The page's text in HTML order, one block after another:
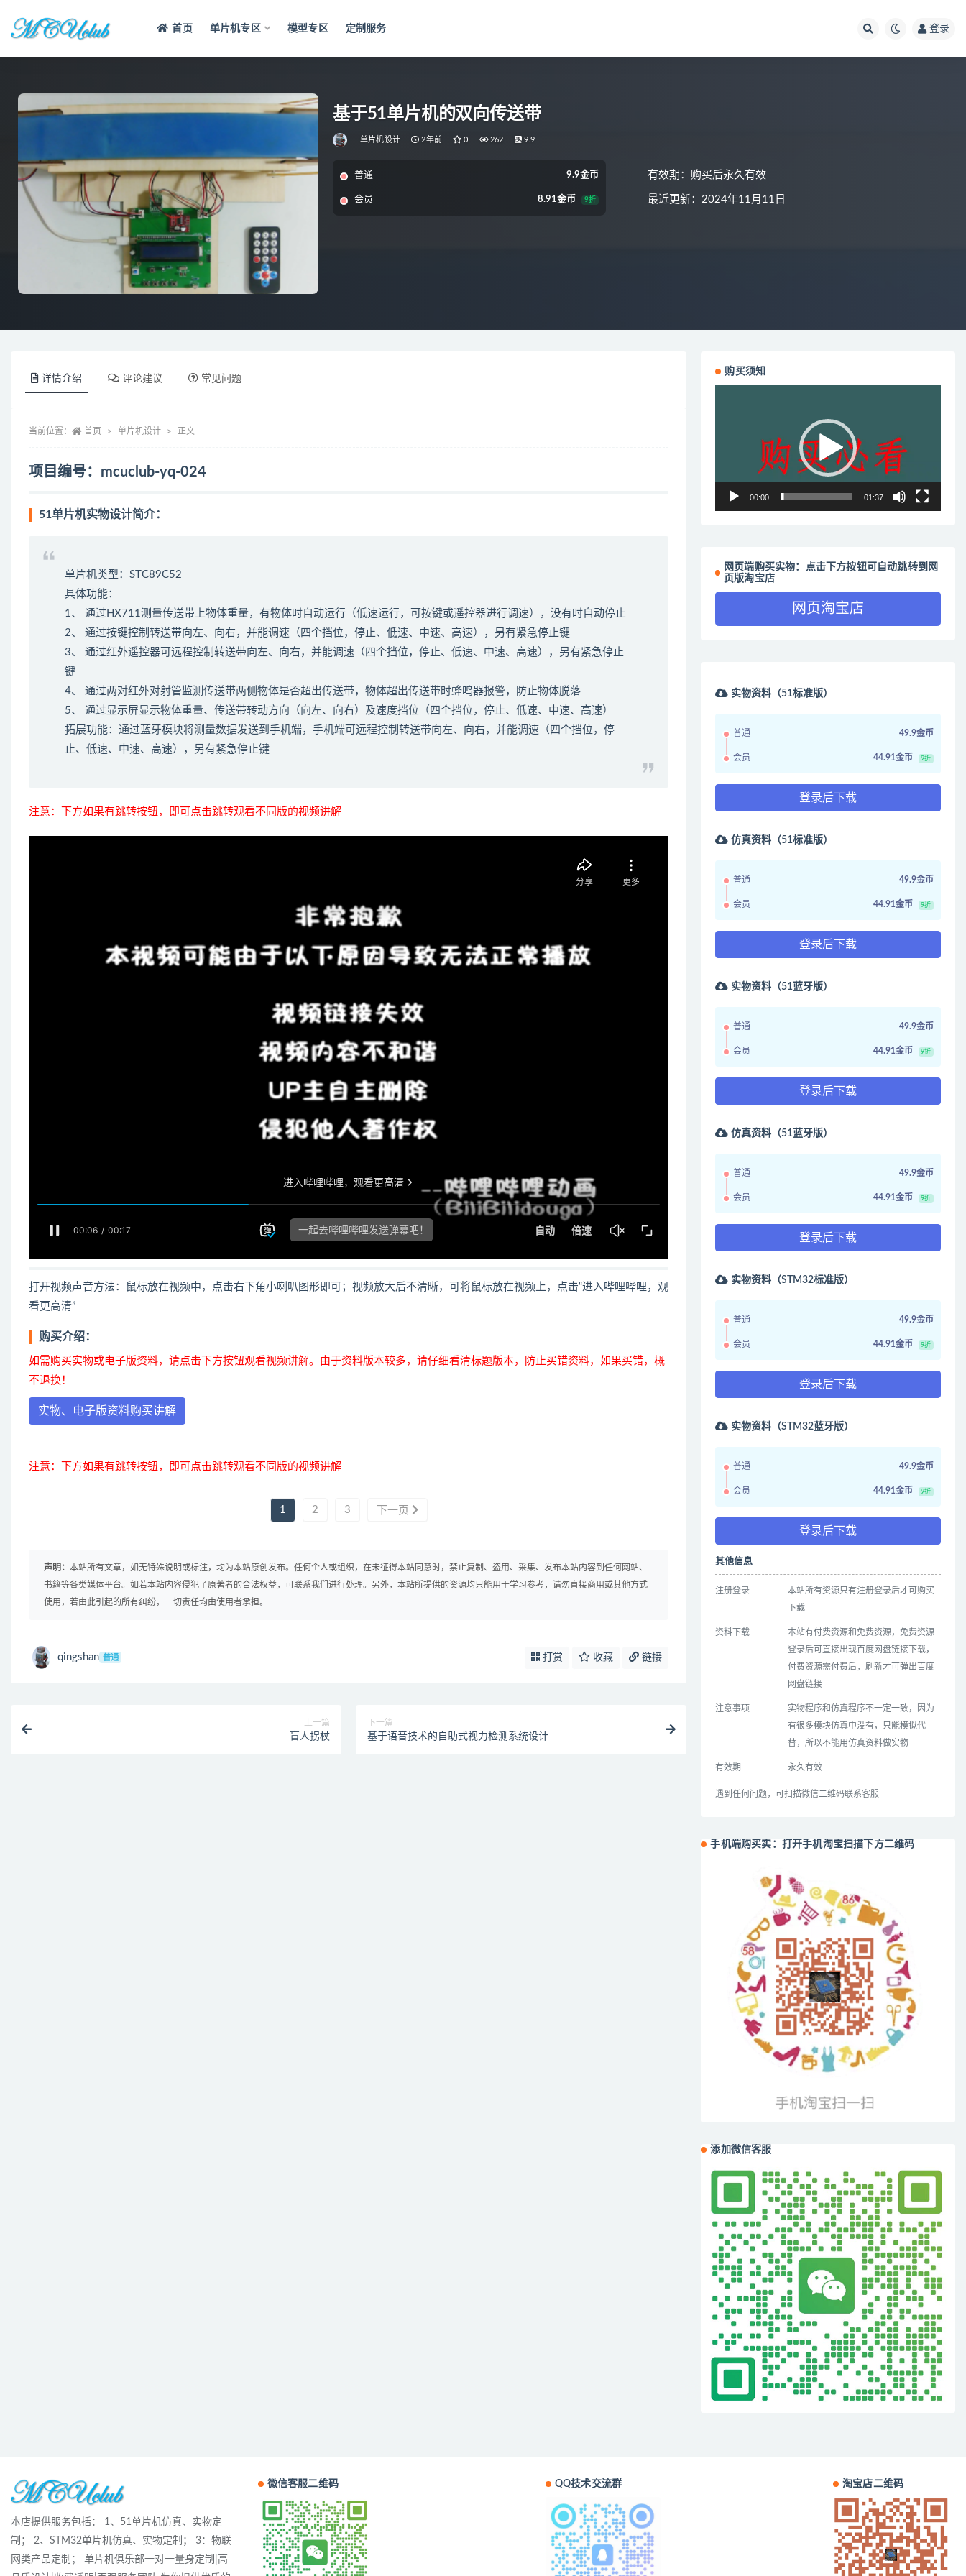
首页 单片机专区 模型专区 定制服务 登录
基于51单片机的双向传送带
单片机设计 2年前 0 262 9.9
普通 9.9金币
会员 8.91金币 9折
有效期：购买后永久有效
最近更新：2024年11月11日
详情介绍 评论建议 常见问题
当前位置： 首页 单片机设计 正文
项目编号：mcuclub-yq-024
51单片机实物设计简介：
单片机类型：STC89C52
具体功能：
1、 通过HX711测量传送带上物体重量，有物体时自动运行（低速运行，可按键或遥控器进行调速），没有时自动停止
2、 通过按键控制转送带向左、向右，并能调速（四个挡位，停止、低速、中速、高速），另有紧急停止键
3、 通过红外遥控器可远程控制转送带向左、向右，并能调速（四个挡位，停止、低速、中速、高速），另有紧急停止
键
4、 通过两对红外对射管监测传送带两侧物体是否超出传送带，物体超出传送带时蜂鸣器报警，防止物体脱落
5、 通过显示屏显示物体重量、传送带转动方向（向左、向右）及速度挡位（四个挡位，停止、低速、中速、高速）
拓展功能：通过蓝牙模块将测量数据发送到手机端，手机端可远程控制转送带向左、向右，并能调速（四个挡位，停
止、低速、中速、高速），另有紧急停止键
注意：下方如果有跳转按钮，即可点击跳转观看不同版的视频讲解
打开视频声音方法：鼠标放在视频中，点击右下角小喇叭图形即可；视频放大后不清晰，可将鼠标放在视频上，点击“进入哔哩哔哩，观
看更高清”
购买介绍：
如需购买实物或电子版资料，请点击下方按钮观看视频讲解。由于资料版本较多，请仔细看清标题版本，防止买错资料，如果买错，概
不退换！
实物、电子版资料购买讲解
注意：下方如果有跳转按钮，即可点击跳转观看不同版的视频讲解
1 2 3 下一页
声明： 本站所有文章，如无特殊说明或标注，均为本站原创发布。任何个人或组织，在未征得本站同意时，禁止复制、盗用、采集、发布本站内容到任何网站、
书籍等各类媒体平台。如若本站内容侵犯了原著者的合法权益，可联系我们进行处理。另外，本站所提供的资源均只能用于学习参考，请勿直接商用或其他方式
使用，若由此引起的所有纠纷，一切责任均由使用者承担。
qingshan 普通 打赏 收藏 链接
上一篇
盲人拐杖
下一篇
基于语音技术的自助式视力检测系统设计
购买须知
00:00 01:37
网页端购买实物：点击下方按钮可自动跳转到网
页版淘宝店
网页淘宝店
实物资料（51标准版）
普通 49.9金币
会员 44.91金币 9折
登录后下载
仿真资料（51标准版）
普通 49.9金币
会员 44.91金币 9折
登录后下载
实物资料（51蓝牙版）
普通 49.9金币
会员 44.91金币 9折
登录后下载
仿真资料（51蓝牙版）
普通 49.9金币
会员 44.91金币 9折
登录后下载
实物资料（STM32标准版）
普通 49.9金币
会员 44.91金币 9折
登录后下载
实物资料（STM32蓝牙版）
普通 49.9金币
会员 44.91金币 9折
登录后下载
其他信息
注册登录
本站所有资源只有注册登录后才可购买
下载
资料下载
本站有付费资源和免费资源，免费资源
登录后可直接出现百度网盘链接下载，
付费资源需付费后，刷新才可弹出百度
网盘链接
注意事项
实物程序和仿真程序不一定一致，因为
有很多模块仿真中没有，只能模拟代
替，所以不能用仿真资料做实物
有效期 永久有效
遇到任何问题，可扫描微信二维码联系客服
手机端购买实：打开手机淘宝扫描下方二维码
添加微信客服
本店提供服务包括： 1、51单片机仿真、实物定
制； 2、STM32单片机仿真、实物定制； 3：物联
网类产品定制； 单片机俱乐部一对一量身定制|高
微信客服二维码 QQ技术交流群 淘宝店二维码